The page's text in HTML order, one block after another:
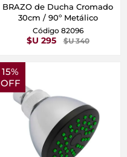
BRAZO de Ducha Cromado
30cm / 90º Metálico
Código 82096
$U 295 $U 340
15%
OFF